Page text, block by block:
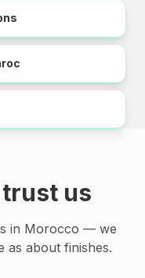
us
in Morocco — we
as about finishes.